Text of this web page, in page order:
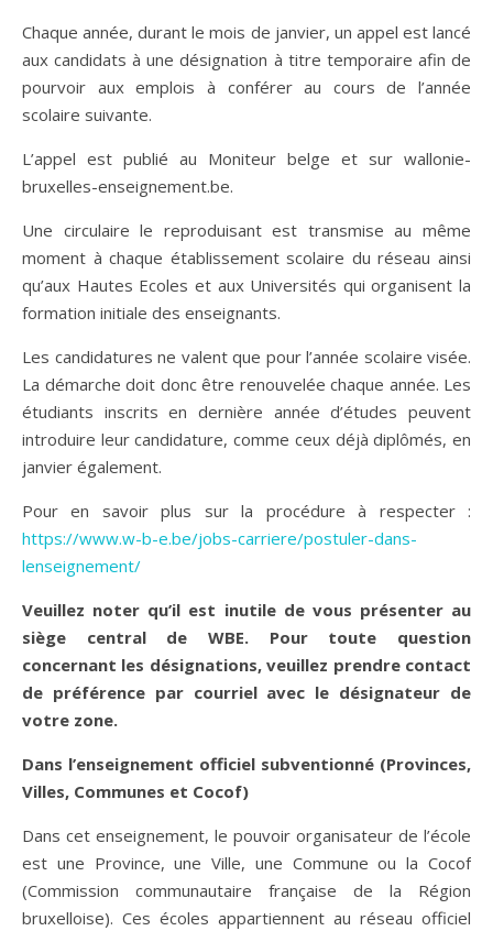
Chaque année, durant le mois de janvier, un appel est lancé
aux candidats à une désignation à titre temporaire afin de
pourvoir aux emplois à conférer au cours de l’année
scolaire suivante.
L’appel est publié au Moniteur belge et sur wallonie-
bruxelles-enseignement.be.
Une circulaire le reproduisant est transmise au même
moment à chaque établissement scolaire du réseau ainsi
qu’aux Hautes Ecoles et aux Universités qui organisent la
formation initiale des enseignants.
Les candidatures ne valent que pour l’année scolaire visée.
La démarche doit donc être renouvelée chaque année. Les
étudiants inscrits en dernière année d’études peuvent
introduire leur candidature, comme ceux déjà diplômés, en
janvier également.
Pour en savoir plus sur la procédure à respecter :
https://www.w-b-e.be/jobs-carriere/postuler-dans-
lenseignement/
Veuillez noter qu’il est inutile de vous présenter au
siège central de WBE. Pour toute question
concernant les désignations, veuillez prendre contact
de préférence par courriel avec le désignateur de
votre zone.
Dans l’enseignement officiel subventionné (Provinces,
Villes, Communes et Cocof)
Dans cet enseignement, le pouvoir organisateur de l’école
est une Province, une Ville, une Commune ou la Cocof
(Commission communautaire française de la Région
bruxelloise). Ces écoles appartiennent au réseau officiel